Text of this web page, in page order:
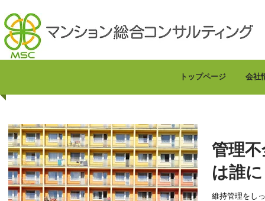
トップページ 会社
管理
は誰に
維持管理をし